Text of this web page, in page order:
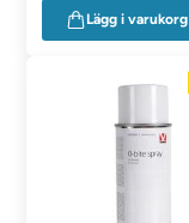
Lägg i varukorg